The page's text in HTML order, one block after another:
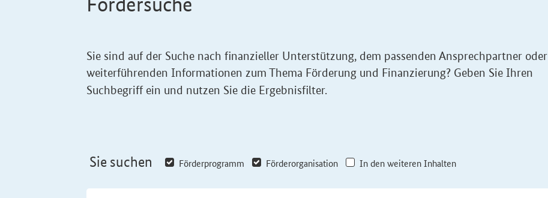
Sie sind auf der Suche nach finanzieller Unterstützung, dem passenden Ansprechpartner oder
weiterführenden Informationen zum Thema Förderung und Finanzierung? Geben Sie Ihren
Suchbegriff ein und nutzen Sie die Ergebnisfilter.
Sie suchen Förderprogramm Förderorganisation In den weiteren Inhalten